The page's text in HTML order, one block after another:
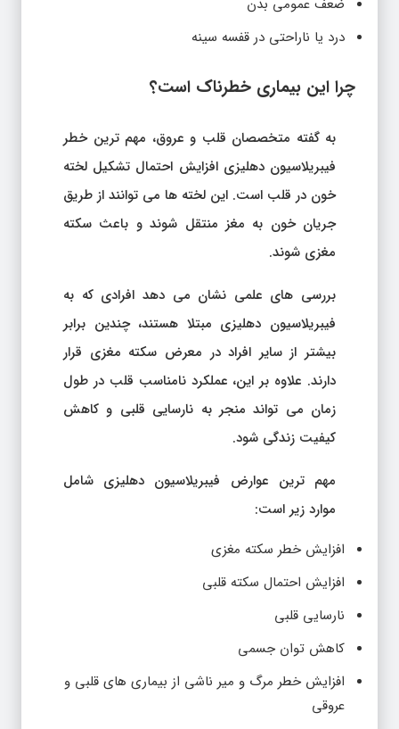
ضعف عمومی بدن
درد یا ناراحتی در قفسه سینه
چرا این بیماری خطرناک است؟
به گفته متخصصان قلب و عروق، مهم ترین خطر
فیبریلاسیون دهلیزی افزایش احتمال تشکیل لخته
خون در قلب است. این لخته ها می توانند از طریق
جریان خون به مغز منتقل شوند و باعث سکته
مغزی شوند.
بررسی های علمی نشان می دهد افرادی که به
فیبریلاسیون دهلیزی مبتلا هستند، چندین برابر
بیشتر از سایر افراد در معرض سکته مغزی قرار
دارند. علاوه بر این، عملکرد نامناسب قلب در طول
زمان می تواند منجر به نارسایی قلبی و کاهش
کیفیت زندگی شود.
مهم ترین عوارض فیبریلاسیون دهلیزی شامل
موارد زیر است:
افزایش خطر سکته مغزی
افزایش احتمال سکته قلبی
نارسایی قلبی
کاهش توان جسمی
افزایش خطر مرگ و میر ناشی از بیماری های قلبی و
عروقی